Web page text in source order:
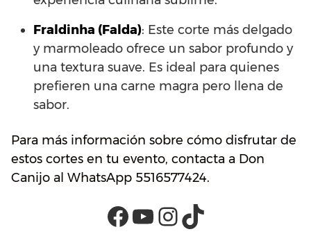
Fraldinha (Falda): Este corte más delgado
y marmoleado ofrece un sabor profundo y
una textura suave. Es ideal para quienes
prefieren una carne magra pero llena de
sabor.
Para más información sobre cómo disfrutar de
estos cortes en tu evento, contacta a Don
Canijo al WhatsApp 5516577424.
Facebook
YouTube
Instagram
TikTok